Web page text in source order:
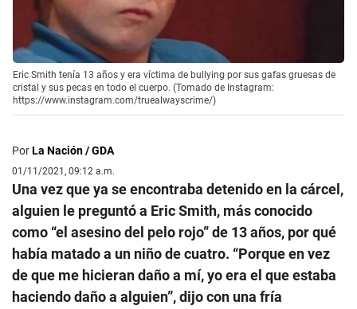
Eric Smith tenía 13 años y era víctima de bullying por sus gafas gruesas de
cristal y sus pecas en todo el cuerpo. (Tomado de Instagram:
https://www.instagram.com/truealwayscrime/)
PorLa Nación / GDA
01/11/2021, 09:12 a.m.
Una vez que ya se encontraba detenido en la cárcel,
alguien le preguntó a Eric Smith, más conocido
como “el asesino del pelo rojo” de 13 años, por qué
había matado a un niño de cuatro. “Porque en vez
de que me hicieran daño a mí, yo era el que estaba
haciendo daño a alguien”, dijo con una fría